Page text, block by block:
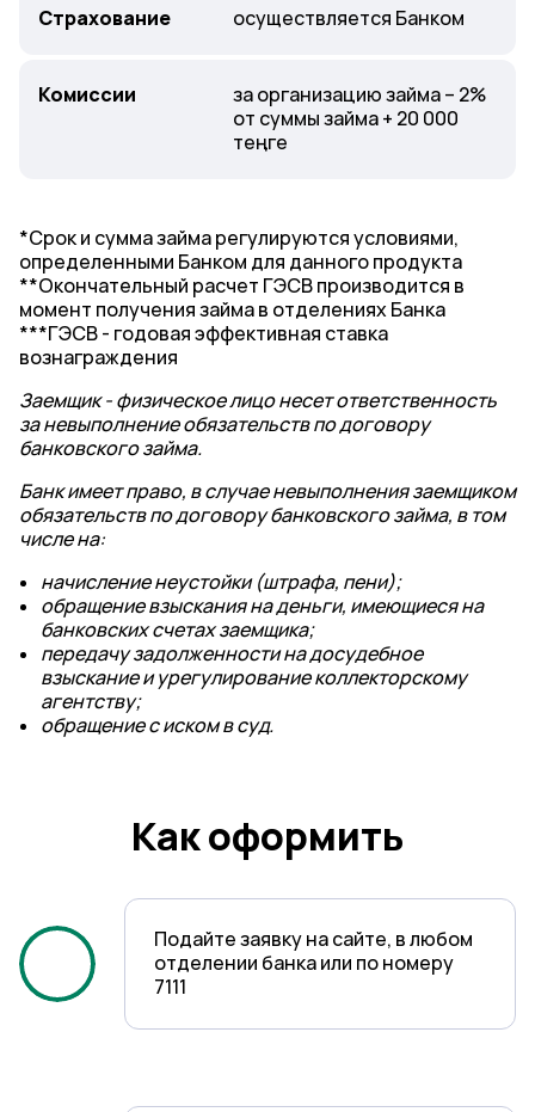
Страхование осуществляется Банком
Комиссии
за организацию займа – 2%
от суммы займа + 20 000
теңге
*Срок и сумма займа регулируются условиями,
определенными Банком для данного продукта
**Окончательный расчет ГЭСВ производится в
момент получения займа в отделениях Банка
***ГЭСВ - годовая эффективная ставка
вознаграждения
Заемщик - физическое лицо несет ответственность
за невыполнение обязательств по договору
банковского займа.
Банк имеет право, в случае невыполнения заемщиком
обязательств по договору банковского займа, в том
числе на:
начисление неустойки (штрафа, пени);
обращение взыскания на деньги, имеющиеся на
банковских счетах заемщика;
передачу задолженности на досудебное
взыскание и урегулирование коллекторскому
агентству;
обращение с иском в суд.
Как оформить
Подайте заявку на сайте, в любом
отделении банка или по номеру
7111